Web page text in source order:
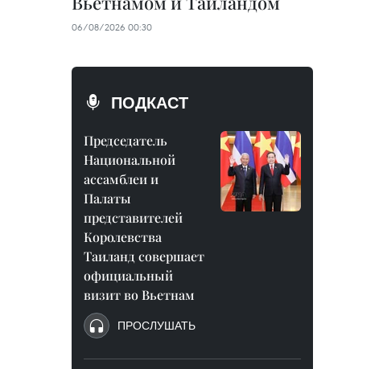
06/08/2026 00:30
ПОДКАСТ
Председатель
Национальной
ассамблеи и
Палаты
представителей
Королевства
Таиланд совершает
официальный
визит во Вьетнам
ПРОСЛУШАТЬ